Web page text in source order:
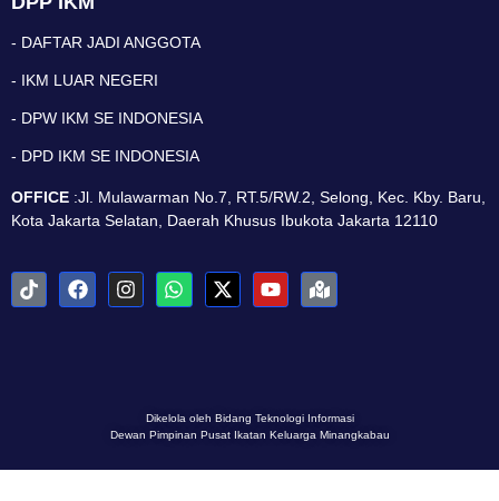
- DAFTAR JADI ANGGOTA
- IKM LUAR NEGERI
- DPW IKM SE INDONESIA
- DPD IKM SE INDONESIA
OFFICE :Jl. Mulawarman No.7, RT.5/RW.2, Selong, Kec. Kby. Baru,
Kota Jakarta Selatan, Daerah Khusus Ibukota Jakarta 12110
Dikelola oleh Bidang Teknologi Informasi
Dewan Pimpinan Pusat Ikatan Keluarga Minangkabau